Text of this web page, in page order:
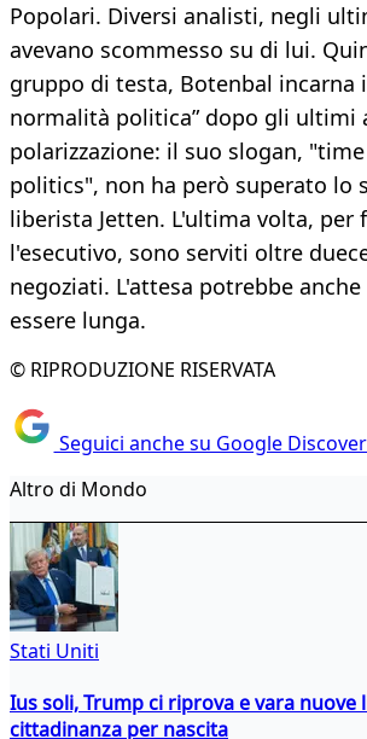
Popolari. Diversi analisti, negli
avevano scommesso su di lui.
gruppo di testa, Botenbal incarna
normalità politica” dopo gli ultimi
polarizzazione: il suo slogan,
politics", non ha però superato lo
liberista Jetten. L'ultima volta, per
l'esecutivo, sono serviti oltre
negoziati. L'attesa potrebbe
essere lunga.
© RIPRODUZIONE RISERVATA
Seguici anche su Google
Altro di Mondo
Stati Uniti
Ius soli, Trump ci riprova e vara nuove
cittadinanza per nascita